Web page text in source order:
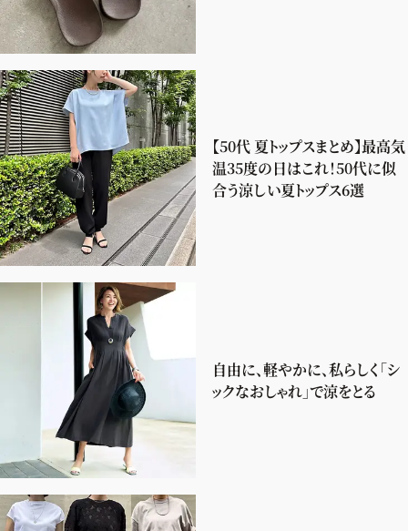
【50代 夏トップスまとめ】最高気
温35度の日はこれ！50代に似
合う涼しい夏トップス6選
自由に、軽やかに、私らしく「シ
ックなおしゃれ」で涼をとる